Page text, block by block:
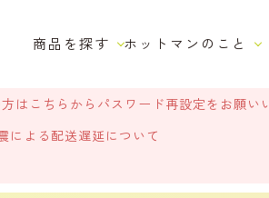
商品を探す ホットマンのこと
はこちらからパスワード再設定をお願い
による配送遅延について